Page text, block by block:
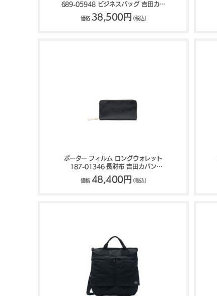
689-05948 ビジネスバッグ 吉田カバ
ン PORTER FLASH
価格 38,500円 (税込)
ポーター フィルム ロングウォレット
187-01346 長財布 吉田カバン
PORTER FILM
価格 48,400円 (税込)